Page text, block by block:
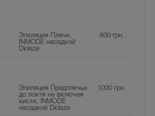
Эпиляция Плечи,
INMODE насадкой
Diolaze
600грн.
Эпиляция Предплечье
до локтя не включая
кисти, INMODE
насадкой Diolaze
1000 грн.